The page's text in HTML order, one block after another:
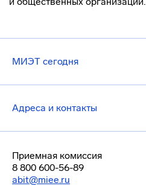
МИЭТ сегодня
Адреса и контакты
Приемная комиссия
8 800 600-56-89
abit@miee.ru